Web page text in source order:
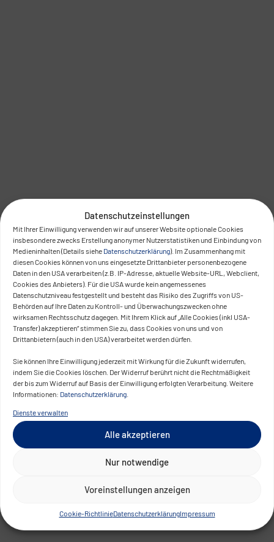
Datenschutzeinstellungen
Mit Ihrer Einwilligung verwenden wir auf unserer Website optionale Cookies
insbesondere zwecks Erstellung anonymer Nutzerstatistiken und Einbindung von
Medieninhalten (Details siehe Datenschutzerklärung). Im Zusammenhang mit
diesen Cookies können von uns eingesetzte Drittanbieter personenbezogene
Daten in den USA verarbeiten (z.B. IP-Adresse, aktuelle Website-URL, Webclient,
Cookies des Anbieters). Für die USA wurde kein angemessenes
Datenschutzniveau festgestellt und besteht das Risiko des Zugriffs von US-
Behörden auf Ihre Daten zu Kontroll- und Überwachungszwecken ohne
wirksamen Rechtsschutz dagegen. Mit Ihrem Klick auf „Alle Cookies (inkl USA-
Transfer) akzeptieren“ stimmen Sie zu, dass Cookies von uns und von
Drittanbietern (auch in den USA) verarbeitet werden dürfen.
Sie können Ihre Einwilligung jederzeit mit Wirkung für die Zukunft widerrufen,
indem Sie die Cookies löschen. Der Widerruf berührt nicht die Rechtmäßigkeit
der bis zum Widerruf auf Basis der Einwilligung erfolgten Verarbeitung. Weitere
Informationen: Datenschutzerklärung
Dienste verwalten
Alle akzeptieren
Nur notwendige
Voreinstellungen anzeigen
Cookie-RichtlinieDatenschutzerklärungImpressum